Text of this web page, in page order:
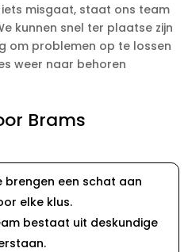
misgaat, staat ons team
kunnen snel ter plaatse zijn
om problemen op te lossen
weer naar behoren
Brams
brengen een schat aan
elke klus.
bestaat uit deskundige